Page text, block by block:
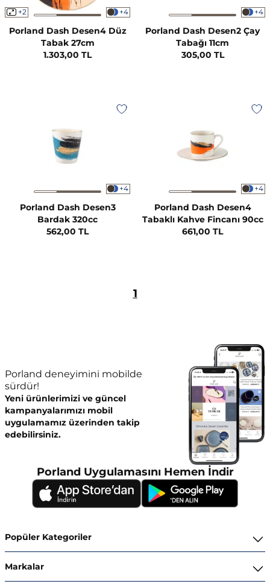
+2 +4
Porland Dash Desen4 Düz
Tabak 27cm
1.303,00 TL
+4
Porland Dash Desen2 Çay
Tabağı 11cm
305,00 TL
+4
Porland Dash Desen3
Bardak 320cc
562,00 TL
+4
Porland Dash Desen4
Tabaklı Kahve Fincanı 90cc
661,00 TL
1
Porland deneyimini mobilde
sürdür!
Yeni ürünlerimizi ve güncel
kampanyalarımızı mobil
uygulamamız üzerinden takip
edebilirsiniz.
Porland Uygulamasını Hemen İndir
Popüler Kategoriler
Kahvaltı ve İkram Takımları
Markalar